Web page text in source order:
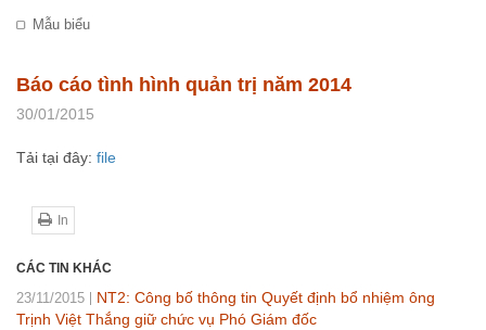
Mẫu biểu
Báo cáo tình hình quản trị năm 2014
30/01/2015
Tải tại đây: file
In
CÁC TIN KHÁC
23/11/2015
NT2: Công bố thông tin Quyết định bổ nhiệm ông
Trịnh Việt Thắng giữ chức vụ Phó Giám đốc